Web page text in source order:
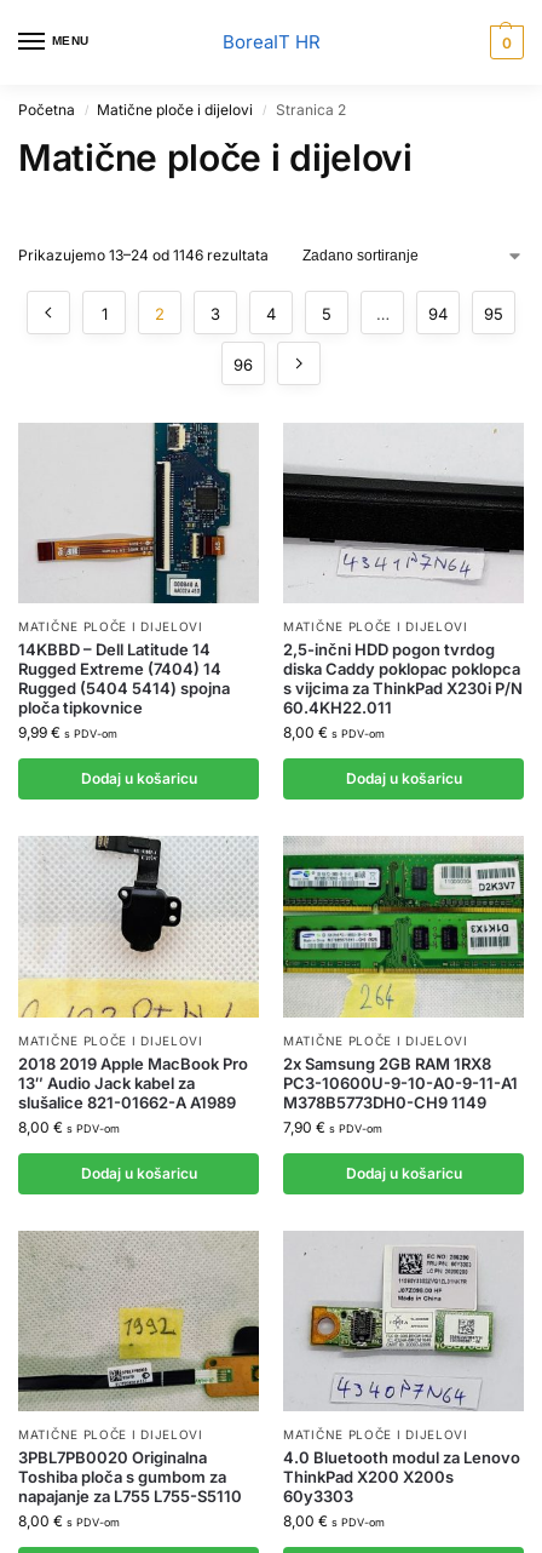
MENU BoreaIT HR 0
Početna / Matične ploče i dijelovi / Stranica 2
Matične ploče i dijelovi
Prikazujemo 13–24 od 1146 rezultata
1 2 3 4 5 … 94 95
96
MATIČNE PLOČE I DIJELOVI
14KBBD – Dell Latitude 14
Rugged Extreme (7404) 14
Rugged (5404 5414) spojna
ploča tipkovnice
9,99 € s PDV-om
Dodaj u košaricu
MATIČNE PLOČE I DIJELOVI
2,5-inčni HDD pogon tvrdog
diska Caddy poklopac poklopca
s vijcima za ThinkPad X230i P/N
60.4KH22.011
8,00 € s PDV-om
Dodaj u košaricu
MATIČNE PLOČE I DIJELOVI
2018 2019 Apple MacBook Pro
13″ Audio Jack kabel za
slušalice 821-01662-A A1989
8,00 € s PDV-om
Dodaj u košaricu
MATIČNE PLOČE I DIJELOVI
2x Samsung 2GB RAM 1RX8
PC3-10600U-9-10-A0-9-11-A1
M378B5773DH0-CH9 1149
7,90 € s PDV-om
Dodaj u košaricu
MATIČNE PLOČE I DIJELOVI
3PBL7PB0020 Originalna
Toshiba ploča s gumbom za
napajanje za L755 L755-S5110
8,00 € s PDV-om
MATIČNE PLOČE I DIJELOVI
4.0 Bluetooth modul za Lenovo
ThinkPad X200 X200s
60y3303
8,00 € s PDV-om